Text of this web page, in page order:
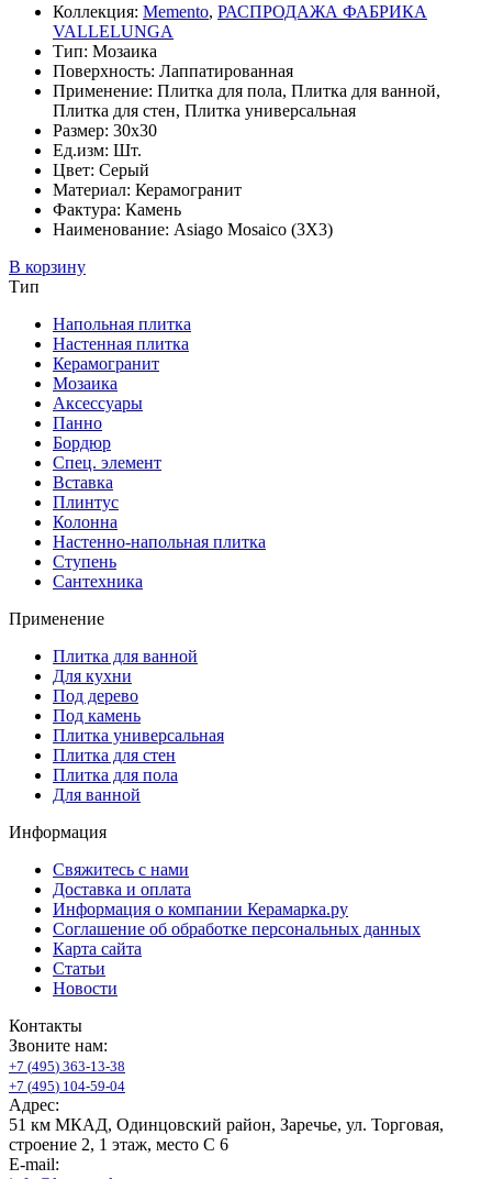
Коллекция: Memento, РАСПРОДАЖА ФАБРИКА
VALLELUNGA
Тип: Мозаика
Поверхность: Лаппатированная
Применение: Плитка для пола, Плитка для ванной,
Плитка для стен, Плитка универсальная
Размер: 30x30
Ед.изм: Шт.
Цвет: Серый
Материал: Керамогранит
Фактура: Камень
Наименование: Asiago Mosaico (3X3)
В корзину
Тип
Напольная плитка
Настенная плитка
Керамогранит
Мозаика
Аксессуары
Панно
Бордюр
Спец. элемент
Вставка
Плинтус
Колонна
Настенно-напольная плитка
Ступень
Сантехника
Применение
Плитка для ванной
Для кухни
Под дерево
Под камень
Плитка универсальная
Плитка для стен
Плитка для пола
Для ванной
Информация
Свяжитесь с нами
Доставка и оплата
Информация о компании Керамарка.ру
Соглашение об обработке персональных данных
Карта сайта
Статьи
Новости
Контакты
Звоните нам:
+7 (495) 363-1 3-38
+7 (495) 1 04-59-04
Адрес:
51 км МКАД, Одинцовский район, Заречье, ул. Торговая,
строение 2, 1 этаж, место С 6
E-mail: